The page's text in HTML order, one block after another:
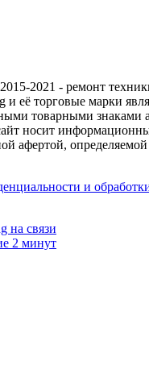
2021 - ремонт
и её торговые марки
товарными знаками
носит
афертой,
и
на связи
2 минут